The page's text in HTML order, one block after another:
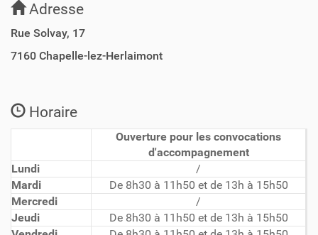
Adresse
Rue Solvay, 17
7160 Chapelle-lez-Herlaimont
Horaire
Ouverture pour les convocations
d'accompagnement
Lundi
/
Mardi
De 8h30 à 11h50 et de 13h à 15h50
Mercredi
/
Jeudi
De 8h30 à 11h50 et de 13h à 15h50